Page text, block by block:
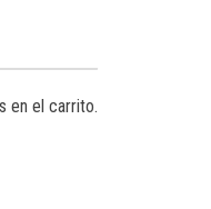
en el carrito.